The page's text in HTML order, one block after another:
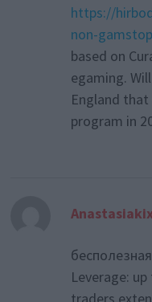
https://
non-
based on
egaming.
England
program in
Leverage:
traders